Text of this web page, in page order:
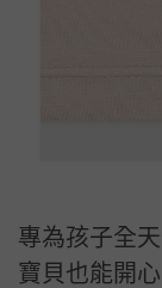
專為孩子全
寶貝也能開心